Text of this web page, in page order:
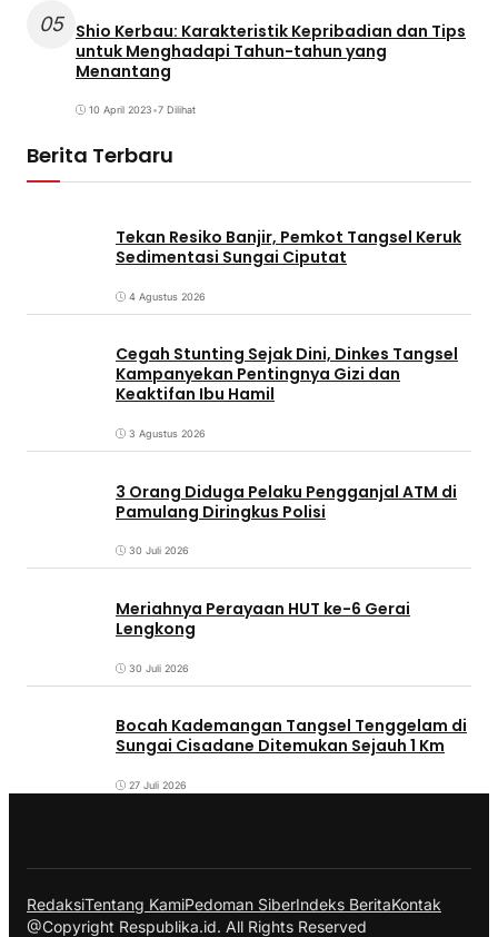
05 Shio Kerbau: Karakteristik Kepribadian dan Tips
untuk Menghadapi Tahun-tahun yang
Menantang
10 April 2023•7 Dilihat
Berita Terbaru
Tekan Resiko Banjir, Pemkot Tangsel Keruk
Sedimentasi Sungai Ciputat
4 Agustus 2026
Cegah Stunting Sejak Dini, Dinkes Tangsel
Kampanyekan Pentingnya Gizi dan
Keaktifan Ibu Hamil
3 Agustus 2026
3 Orang Diduga Pelaku Pengganjal ATM di
Pamulang Diringkus Polisi
30 Juli 2026
Meriahnya Perayaan HUT ke-6 Gerai
Lengkong
30 Juli 2026
Bocah Kademangan Tangsel Tenggelam di
Sungai Cisadane Ditemukan Sejauh 1 Km
27 Juli 2026
RedaksiTentang KamiPedoman SiberIndeks BeritaKontak
@Copyright Respublika.id. All Rights Reserved